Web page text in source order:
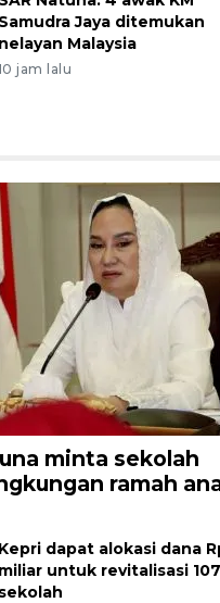
Samudra Jaya ditemukan
nelayan Malaysia
jam lalu
minta sekolah
ramah
Kepri dapat alokasi dana
miliar untuk revitalisasi 107
sekolah